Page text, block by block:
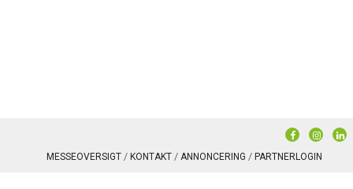
MESSEOVERSIGT KONTAKT ANNONCERING PARTNERLOGIN